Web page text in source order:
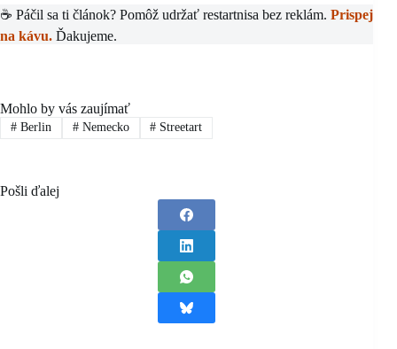
☕ Páčil sa ti článok? Pomôž udržať restartnisa bez reklám. Prispej
na kávu. Ďakujeme.
Mohlo by vás zaujímať
#Berlin #Nemecko # Streetart
Pošli ďalej